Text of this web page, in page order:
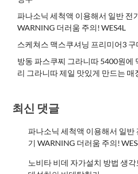
파나소닉 세척액 이용해서 일반 전
WARNING 더러움 주의! WES4L
스케쳐스 맥스쿠셔닝 프리미어3 구
방동 파스쿠찌 그라니따 5400원에
리 그라니따 제일 맛있게 만드는 매
최신 댓글
파나소닉 세척액 이용해서 일반
기 WARNING 더러움 주의!
노비타 비데 자가설치 방법 생